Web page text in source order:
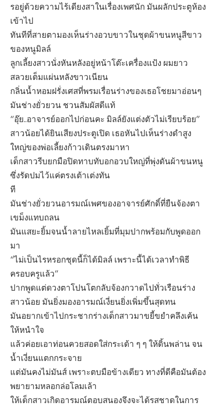
รอยู่ด้วยความไร้เดียงสาในเรื่องเพศนัก มันผลักประตูห้อง
เข้าไป
ทันทีที่สายตามองเห็นร่างอวบขาวในชุดผ้าขนหนูสีขาว
ของหนูมิลล์
ลูกเลี้ยงสาวนั่งหันหลังอยู่หน้าโต๊ะเครื่องแป้ง ผมยาว
สลวยเต็มแผ่นหลังขาวเนียน
กลิ่นน้ำหอมฝรั่งเศสที่พรมเรื่อนร่างของเธอโชยมาอ่อนๆ
มันช่างยั่วยวน ชวนสัมผัสดีแท้
“อุ๊ย..อาจารย์ออกไปก่อนคะ มิลล์ยังแต่งตัวไม่เรียบร้อย”
สาวน้อยได้ยินเสียงประตูเปิด เธอหันไปเห็นร่างดำสูง
ใหญ่ของพ่อเลี้ยงก้าวเดินตรงมาหา
เด็กสาวรีบยกมือปิดทาบทับอกอวบใหญ่ที่พุ่งดันผ้าขนหนู
ซึ่งรัดปมไว้แค่ตรงเต้าเต่งทัน
ที
มันช่างยั่วยวนอารมณ์เพศของอาจารย์ศักดิ์ที่ยืนจ้องตา
เขม็งแทบถลน
มันแสยะยิ้มจนน้ำลายไหลเยิ้มที่มุมปากพร้อมกับพูดออก
มา
“ไม่เป็นไรหรอกชุดนี้ก็ได้มิลล์ เพราะนี้ได้เวลาทำพิธี
ครอบครูแล้ว”
ปากพูดแต่ดวงตาโปนโตกลับจ้องกวาดไปทั่วเรือนร่าง
สาวน้อย มันยิ่งมองอารมณ์เงี่ยนยิ่งเพิ่มขึ้นสุดทน
มันอยากเข้าไปกระชากร่างเด็กสาวมาขยี้ขยำคลึงเค้น
ให้หนำใจ
แล้วค่อยเอาท่อนควยสอดใส่กระเด้า ๆ ๆ ให้ดิ้นพล่าน จน
น้ำเงี่ยนแตกกระจาย
แต่มันคงไม่มันส์ เพราะตบมือข้างเดียว ทางที่ดีคือมันต้อง
พยายามหลอกล่อโลมเล้า
ให้เด็กสาวเกิดอารมณ์ตอบสนองจึงจะได้รสชาดในการ